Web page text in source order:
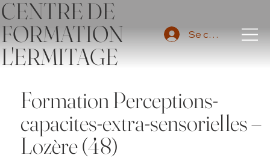
CENTRE DE
FORMATION
L'ERMITAGE
Se connecter
Formation Perceptions-
capacites-extra-sensorielles –
Lozère (48)